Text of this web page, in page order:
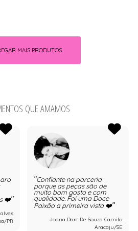
MAIS PRODUTOS
QUE AMAMOS
❤️
PR
Confiante na parceria
porque as peças são de
muito bom gosto e com
qualidade. Foi uma Doce
Paixão a primeira vista ❤️
Joana Darc De Souza Camilo
Aracaju/SE